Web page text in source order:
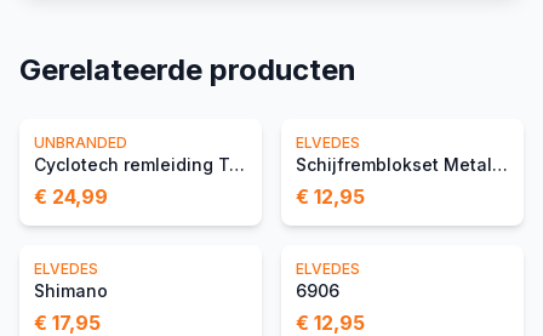
Gerelateerde producten
UNBRANDED
Cyclotech remleiding Tektro 90° aansluiting,
€ 24,99
ELVEDES
Schijfremblokset Metalic Carbon Shimano Ultegra
€ 12,95
ELVEDES
Shimano
€ 17,95
ELVEDES
6906
€ 12,95